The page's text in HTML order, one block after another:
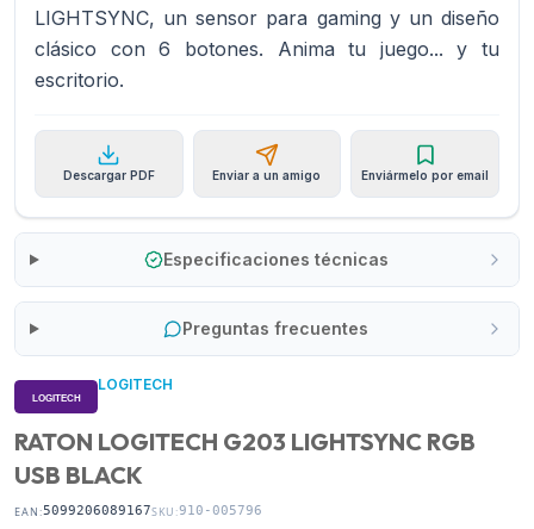
LIGHTSYNC, un sensor para gaming y un diseño
clásico con 6 botones. Anima tu juego... y tu
escritorio.
Descargar PDF Enviar a un amigo Enviármelo por email
Especificaciones técnicas
Preguntas frecuentes
LOGITECH
RATON LOGITECH G203 LIGHTSYNC RGB
USB BLACK
EAN:5099206089167SKU:910-005796